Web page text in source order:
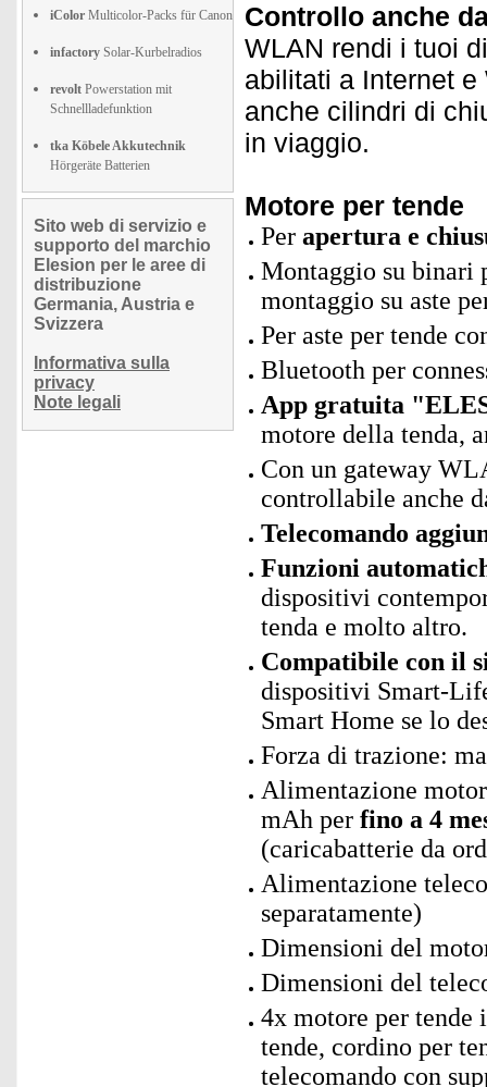
iColor Multicolor-Packs für Canon
infactory Solar-Kurbelradios
revolt Powerstation mit
Schnellladefunktion
tka Köbele Akkutechnik
Hörgeräte Batterien
Sito web di servizio e
supporto del marchio
Elesion per le aree di
distribuzione
Germania, Austria e
Svizzera
Informativa sulla
privacy
Note legali
Controllo anche
WLAN rendi i tuoi
abilitati a Internet
anche cilindri di
in viaggio.
Motore per tende
Per apertura e
Montaggio su binari
montaggio su aste
Per aste per tende
Bluetooth per
App gratuita
motore della tenda,
Con un gateway
controllabile anche
Telecomando
Funzioni
dispositivi
tenda e molto altro.
Compatibile con il
dispositivi Smart-
Smart Home se lo
Forza di trazione:
Alimentazione
mAh per fino a 4
(caricabatterie da
Alimentazione
separatamente)
Dimensioni del
Dimensioni del
4x motore per tende
tende, cordino per
telecomando con